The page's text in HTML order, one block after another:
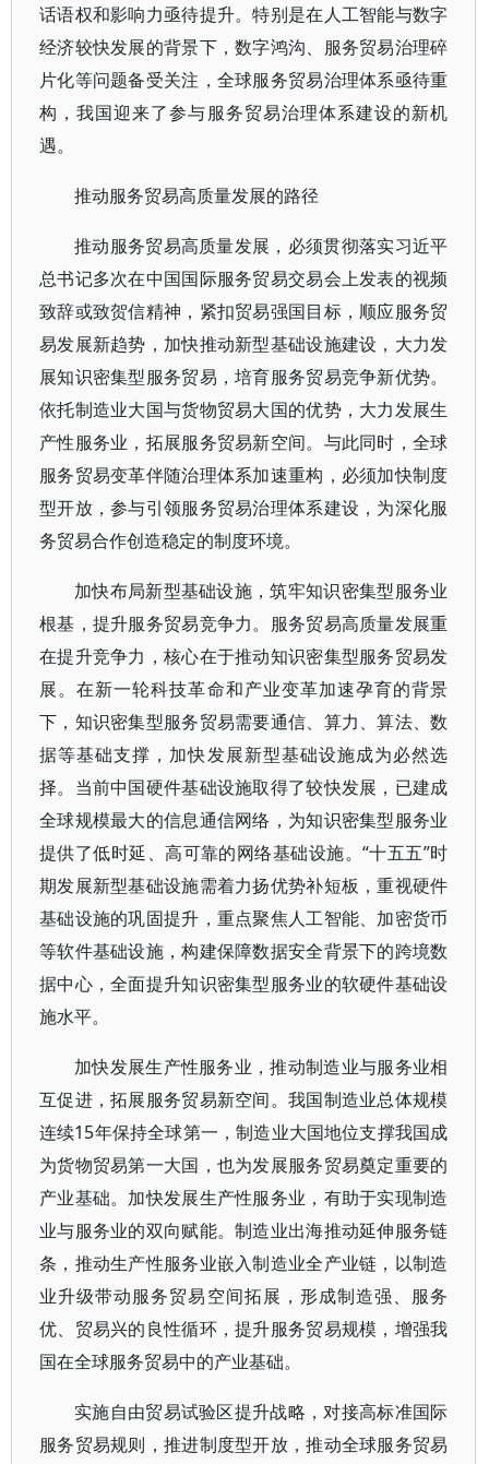
话语权和影响力亟待提升。特别是在人工智能与数字
经济较快发展的背景下，数字鸿沟、服务贸易治理碎
片化等问题备受关注，全球服务贸易治理体系亟待重
构，我国迎来了参与服务贸易治理体系建设的新机
遇。
推动服务贸易高质量发展的路径
推动服务贸易高质量发展，必须贯彻落实习近平
总书记多次在中国国际服务贸易交易会上发表的视频
致辞或致贺信精神，紧扣贸易强国目标，顺应服务贸
易发展新趋势，加快推动新型基础设施建设，大力发
展知识密集型服务贸易，培育服务贸易竞争新优势。
依托制造业大国与货物贸易大国的优势，大力发展生
产性服务业，拓展服务贸易新空间。与此同时，全球
服务贸易变革伴随治理体系加速重构，必须加快制度
型开放，参与引领服务贸易治理体系建设，为深化服
务贸易合作创造稳定的制度环境。
加快布局新型基础设施，筑牢知识密集型服务业
根基，提升服务贸易竞争力。服务贸易高质量发展重
在提升竞争力，核心在于推动知识密集型服务贸易发
展。在新一轮科技革命和产业变革加速孕育的背景
下，知识密集型服务贸易需要通信、算力、算法、数
据等基础支撑，加快发展新型基础设施成为必然选
择。当前中国硬件基础设施取得了较快发展，已建成
全球规模最大的信息通信网络，为知识密集型服务业
提供了低时延、高可靠的网络基础设施。“十五五”时
期发展新型基础设施需着力扬优势补短板，重视硬件
基础设施的巩固提升，重点聚焦人工智能、加密货币
等软件基础设施，构建保障数据安全背景下的跨境数
据中心，全面提升知识密集型服务业的软硬件基础设
施水平。
加快发展生产性服务业，推动制造业与服务业相
互促进，拓展服务贸易新空间。我国制造业总体规模
连续15年保持全球第一，制造业大国地位支撑我国成
为货物贸易第一大国，也为发展服务贸易奠定重要的
产业基础。加快发展生产性服务业，有助于实现制造
业与服务业的双向赋能。制造业出海推动延伸服务链
条，推动生产性服务业嵌入制造业全产业链，以制造
业升级带动服务贸易空间拓展，形成制造强、服务
优、贸易兴的良性循环，提升服务贸易规模，增强我
国在全球服务贸易中的产业基础。
实施自由贸易试验区提升战略，对接高标准国际
服务贸易规则，推进制度型开放，推动全球服务贸易